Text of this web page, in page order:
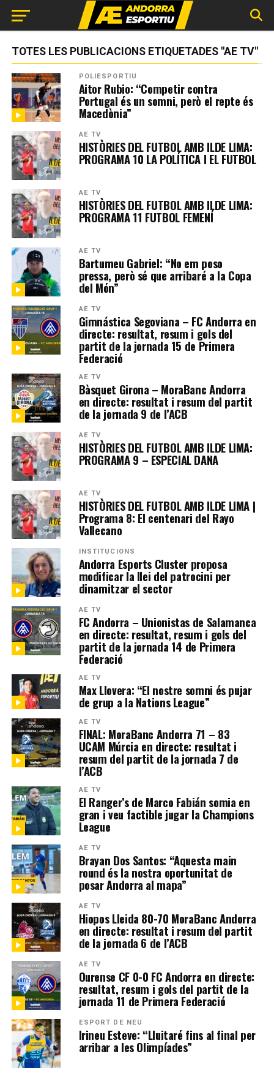
TOTES LES PUBLICACIONS ETIQUETADES "AE TV"
POLIESPORTIU
Aitor Rubio: “Competir contra
Portugal és un somni, però el repte és
Macedònia”
AE TV
HISTÒRIES DEL FUTBOL AMB ILDE LIMA:
PROGRAMA 10 LA POLÍTICA I EL FUTBOL
AE TV
HISTÒRIES DEL FUTBOL AMB ILDE LIMA:
PROGRAMA 11 FUTBOL FEMENÍ
AE TV
Bartumeu Gabriel: “No em poso
pressa, però sé que arribaré a la Copa
del Món”
AE TV
Gimnástica Segoviana – FC Andorra en
directe: resultat, resum i gols del
partit de la jornada 15 de Primera
Federació
AE TV
Bàsquet Girona – MoraBanc Andorra
en directe: resultat i resum del partit
de la jornada 9 de l’ACB
AE TV
HISTÒRIES DEL FUTBOL AMB ILDE LIMA:
PROGRAMA 9 – ESPECIAL DANA
AE TV
HISTÒRIES DEL FUTBOL AMB ILDE LIMA |
Programa 8: El centenari del Rayo
Vallecano
INSTITUCIONS
Andorra Esports Cluster proposa
modificar la llei del patrocini per
dinamitzar el sector
AE TV
FC Andorra – Unionistas de Salamanca
en directe: resultat, resum i gols del
partit de la jornada 14 de Primera
Federació
AE TV
Max Llovera: “El nostre somni és pujar
de grup a la Nations League”
AE TV
FINAL: MoraBanc Andorra 71 – 83
UCAM Múrcia en directe: resultat i
resum del partit de la jornada 7 de
l’ACB
AE TV
El Ranger’s de Marco Fabián somia en
gran i veu factible jugar la Champions
League
AE TV
Brayan Dos Santos: “Aquesta main
round és la nostra oportunitat de
posar Andorra al mapa”
AE TV
Hiopos Lleida 80-70 MoraBanc Andorra
en directe: resultat i resum del partit
de la jornada 6 de l’ACB
AE TV
Ourense CF 0-0 FC Andorra en directe:
resultat, resum i gols del partit de la
jornada 11 de Primera Federació
ESPORT DE NEU
Irineu Esteve: “Lluitaré fins al final per
arribar a les Olimpíades”